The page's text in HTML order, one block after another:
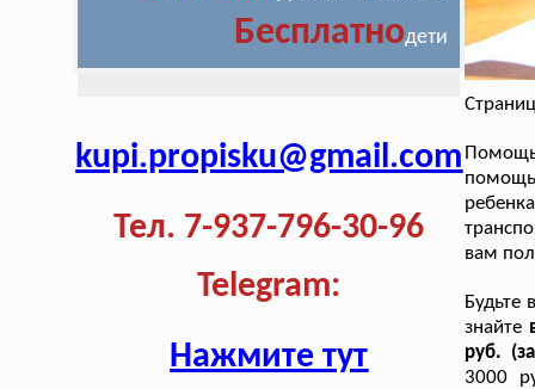
Бесплатнодети
kupi.propisku@gmail.com
Тел. 7-937-796-30-96
Telegram:
Нажмите тут
вам
Будьте
знайте
руб.
3000